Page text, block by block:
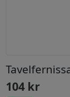
104 kr